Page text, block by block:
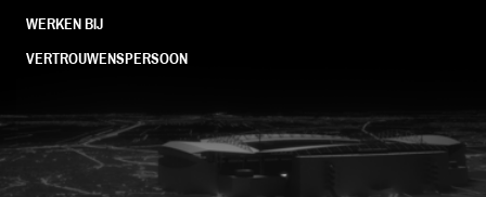
WERKEN BIJ
VERTROUWENSPERSOON
FC Utrecht<br>vanuit<br>het